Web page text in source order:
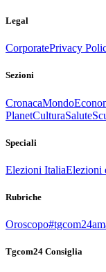
Legal
CorporatePrivacy
Sezioni
CronacaMondo
PlanetCulturaSalute
Speciali
Elezioni ItaliaElezioni
Rubriche
Oroscopo
Tgcom24 Consiglia